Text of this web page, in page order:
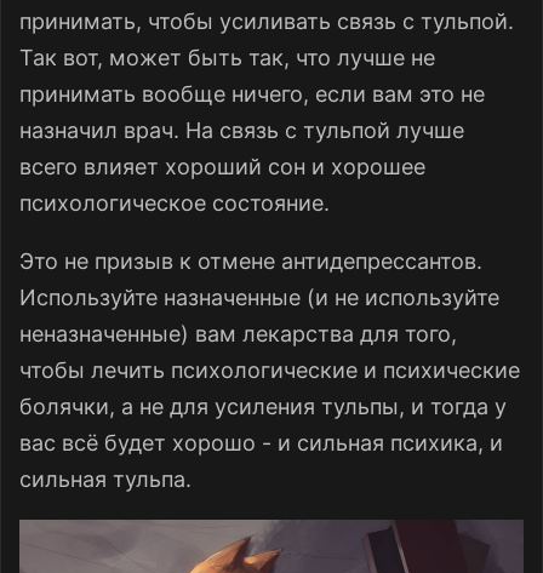
принимать, чтобы усиливать связь с тульпой.
Так вот, может быть так, что лучше не
принимать вообще ничего, если вам это не
назначил врач. На связь с тульпой лучше
всего влияет хороший сон и хорошее
психологическое состояние.
Это не призыв к отмене антидепрессантов.
Используйте назначенные (и не используйте
неназначенные) вам лекарства для того,
чтобы лечить психологические и психические
болячки, а не для усиления тульпы, и тогда у
вас всё будет хорошо - и сильная психика, и
сильная тульпа.